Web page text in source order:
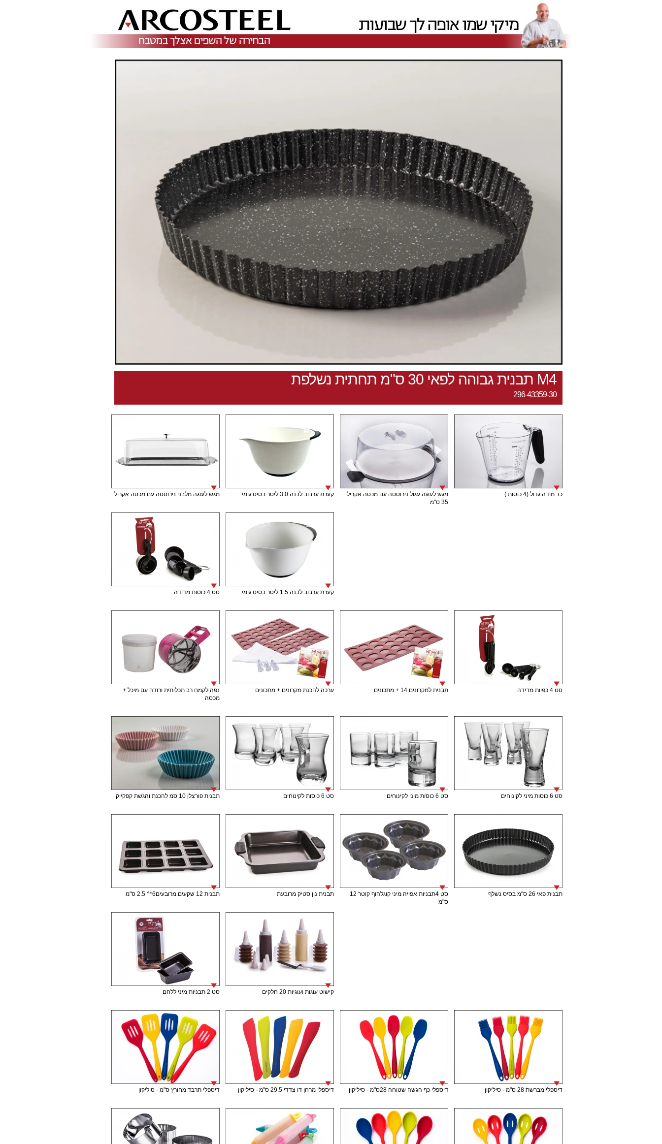
M4 תבנית גבוהה לפאי 30 ס"מ תחתית נשלפת
296-43359-30
כד מידה גדול (4 כוסות )
מגש לעוגה עגול נירוסטה עם מכסה אקריל
35 ס"מ
קערת ערבוב לבנה 3.0 ליטר בסיס גומי מגש לעוגה מלבני נירוסטה עם מכסה אקריל
קערת ערבוב לבנה 1.5 ליטר בסיס גומי סט 4 כוסות מדידה
סט 4 כפיות מדידה תבנית למקרונים 14 + מתכונים ערכה להכנת מקרונים + מתכונים
נפה לקמח רב תכליתית ורודה עם מיכל +
מכסה
סט 6 כוסות מיני לקינוחים סט 6 כוסות מיני לקינוחים סט 6 כוסות לקינוחים תבנית פורצלן 10 סמ להכנת והגשת קפקייק
תבנית פאי 26 ס"מ בסיס נשלף
סט 4תבניות אפייה מיני קוגלהוף קוטר 12
ס"מ
תבנית נון סטיק מרובעת תבנית 12 שקעים מרובעים6*^ 2.5 ס"מ
קישוט עוגות ועוגיות 20 חלקים סט 2 תבניות מיני ללחם
דיספלי מברשת 28 ס"מ - סיליקון דיספלי כף הגשה שטוחה 28ס"מ - סיליקון דיספלי מרחן דו צדדי 29.5 ס"מ - סיליקון דיספלי תרבד מחורץ ס"מ - סיליקון